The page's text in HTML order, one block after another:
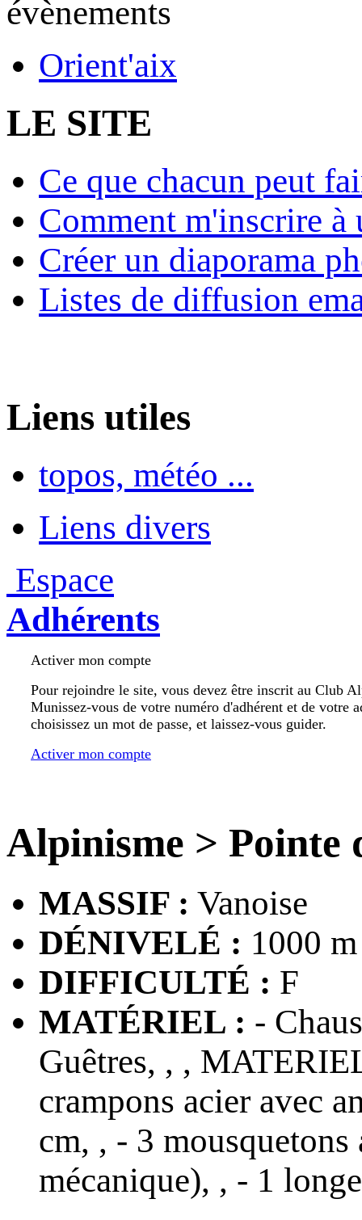
évènements
Orient'aix
LE SITE
Ce que chacun peut
Comment m'inscrire à
Créer un diaporama
Listes de diffusion
Liens utiles
topos, météo ...
Liens divers
Espace
Adhérents
Activer mon compte
Pour rejoindre le site, vous devez être inscrit au Club
Munissez-vous de votre numéro d'adhérent et de votre
choisissez un mot de passe, et laissez-vous guider.
Activer mon compte
Alpinisme > Pointe
MASSIF : Vanoise
DÉNIVELÉ : 1000
DIFFICULTÉ : F
MATÉRIEL : -
Guêtres, , ,
crampons acier avec
cm, , - 3
mécanique), , - 1